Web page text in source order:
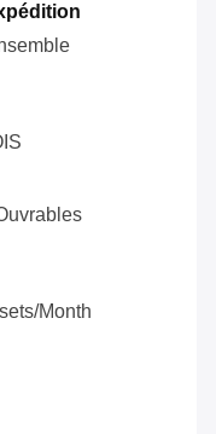
month